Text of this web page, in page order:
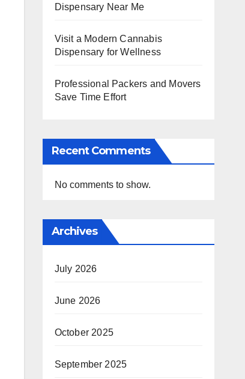
Dispensary Near Me
Visit a Modern Cannabis
Dispensary for Wellness
Professional Packers and Movers
Save Time Effort
Recent Comments
No comments to show.
Archives
July 2026
June 2026
October 2025
September 2025